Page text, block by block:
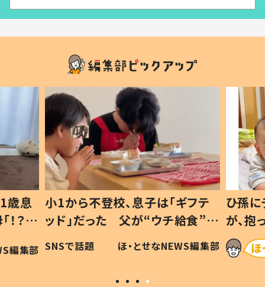
歳息
？」
編集部
小1から不登校、息子は「ギフテ
ッド」だった 父が“ウチ給食”を
作り続ける理由とは #令和の親
#令和の子
SNSで話題 ほ・とせなNEWS編集部
ひ孫
が、
「涙が
い」